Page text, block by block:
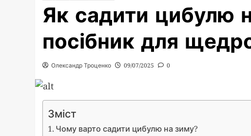
Як садити цибулю
посібник для
Олександр Троценко 09/07/2025 0
Зміст
Чому варто садити цибулю на зиму?